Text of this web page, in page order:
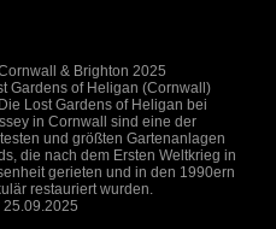
& Brighton 2025
Gardens of Heligan (Cornwall)
Lost Gardens of Heligan bei
in Cornwall sind eine der
und größten Gartenanlagen
die nach dem Ersten Weltkrieg in
gerieten und in den 1990ern
restauriert wurden.
25.09.2025